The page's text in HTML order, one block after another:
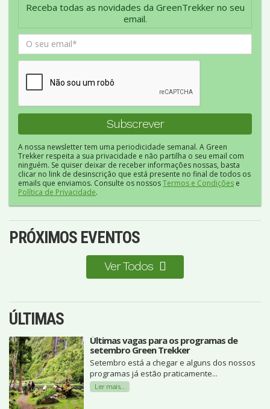
Receba todas as novidades da GreenTrekker no seu
email.
A nossa newsletter tem uma periodicidade semanal. A Green
Trekker respeita a sua privacidade e não partilha o seu email com
ninguém. Se quiser deixar de receber informações nossas, basta
clicar no link de desinscrição que está presente no final de todos os
emails que enviamos. Consulte os nossosTermos e Condições e
Política de Privacidade.
PRÓXIMOS EVENTOS
Ver Todos
ÚLTIMAS
Últimas vagas para os programas de
setembro Green Trekker
Setembro está a chegar e alguns dos nossos
programas já estão praticamente...
Ler mais...